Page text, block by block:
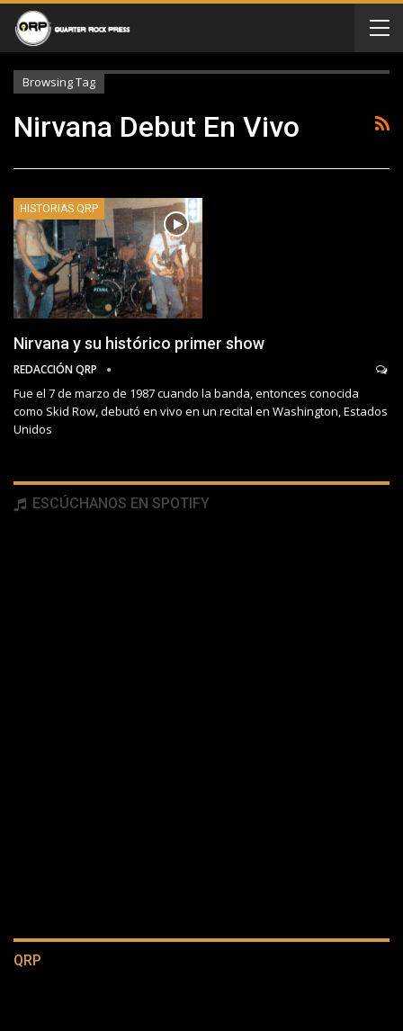
Browsing Tag
Nirvana Debut En Vivo
HISTORIAS QRP
Nirvana y su histórico primer show
REDACCIÓN QRP
Fue el 7 de marzo de 1987 cuando la banda, entonces conocida
como Skid Row, debutó en vivo en un recital en Washington, Estados
Unidos
ESCÚCHANOS EN SPOTIFY
QRP